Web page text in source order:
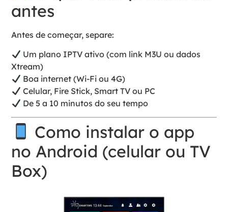
antes
Antes de começar, separe:
Um plano IPTV ativo (com link M3U ou dados
Xtream)
Boa internet (Wi-Fi ou 4G)
Celular, Fire Stick, Smart TV ou PC
De 5 a 10 minutos do seu tempo
Como instalar o app
no Android (celular ou TV
Box)